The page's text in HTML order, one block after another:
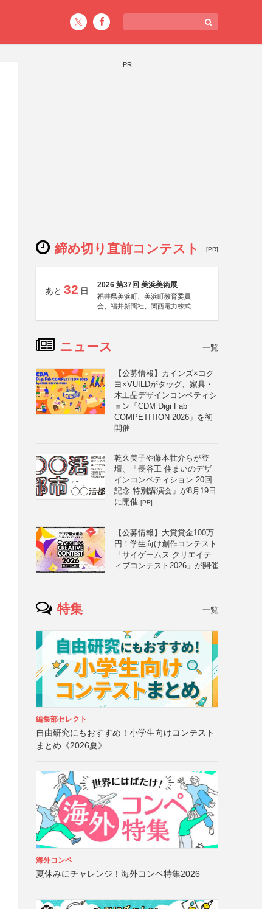
PR
締め切り直前コンテスト [PR]
あと 32 日
2026 第37回 美浜美術展
福井県美浜町、美浜町教育委員
会、福井新聞社、関西電力株式会
ニュース 一覧
【公募情報】カインズ×コク
ヨ×VUILDがタッグ、家具・
木工品デザインコンペティシ
ョン「CDM Digi Fab
COMPETITION 2026」を初
開催
乾久美子や藤本壮介らが登
壇、「長谷工 住まいのデザ
インコンペティション 20回
記念 特別講演会」が8月19日
に開催 [PR]
【公募情報】大賞賞金100万
円！学生向け創作コンテスト
「サイゲームス クリエイテ
ィブコンテスト2026」が開催
特集 一覧
編集部セレクト
自由研究にもおすすめ！小学生向けコンテスト
まとめ《2026夏》
海外コンペ
夏休みにチャレンジ！海外コンペ特集2026